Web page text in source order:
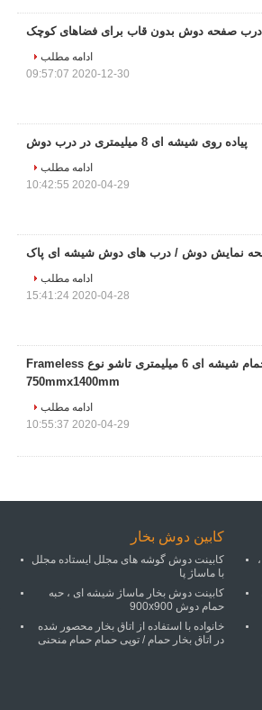
درب صفحه دوش بدون قاب برای فضاهای کوچک
ادامه مطلب
2020-12-30 09:57:07
پیاده روی شیشه ای 8 میلیمتری در درب دوش
ادامه مطلب
2020-04-29 10:42:55
نمایش دوش / درب های دوش شیشه ای پاک
ادامه مطلب
2020-04-28 15:41:24
صفحه نمایش حمام شیشه ای 6 میلیمتری تاشو نوع Frameless
750mmx1400mm
ادامه مطلب
2020-04-29 10:55:37
کابین دوش بخار
کابینت دوش گوشه های مجلل ایستاده مجلل
با ماساژ پا
کابینت دوش بخار ماساژ شیشه ای ، حبه
حمام دوش 900x900
خانواده با استفاده از اتاق بخار محصور شده
در اتاق بخار حمام / توپی حمام حمام منحنی